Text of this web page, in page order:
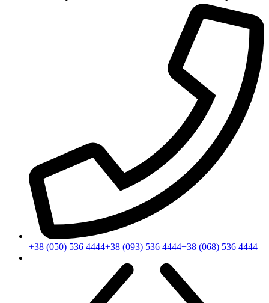
+38 (050) 536 4444+38 (093) 536 4444+38 (068) 536 4444